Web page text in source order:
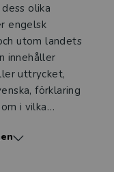
olika
engelsk
utom landets
innehåller
uttrycket,
förklaring
i vilka
eng-elsk